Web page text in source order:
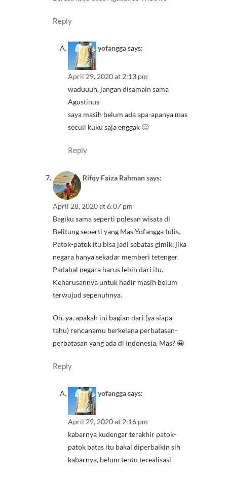
Reply
yofanggasays:
April 29, 2020 at 2:13 pm
waduuuh, jangan disamain sama
Agustinus
saya masih belum ada apa-apanya mas
secuil kuku saja enggak 🙂
Reply
Rifqy Faiza Rahmansays:
April 28, 2020 at 6:07 pm
Bagiku sama seperti polesan wisata di
Belitung seperti yang Mas Yofangga tulis.
Patok-patok itu bisa jadi sebatas gimik, jika
negara hanya sekadar memberi tetenger.
Padahal negara harus lebih dari itu.
Keharusannya untuk hadir masih belum
terwujud sepenuhnya.
Oh, ya, apakah ini bagian dari (ya siapa
tahu) rencanamu berkelana perbatasan-
perbatasan yang ada di Indonesia, Mas? 😀
Reply
yofanggasays:
April 29, 2020 at 2:16 pm
kabarnya kudengar terakhir patok-
patok batas itu bakal diperbaikin sih
kabarnya, belum tentu terealisasi